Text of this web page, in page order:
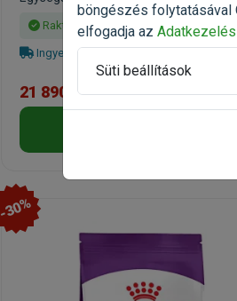
Raktáron
Ingyenes házhozszállítás
21 890 Ft 29 187 Ft
-30%
böngészés folytatásával
elfogadja az
Süti beállítások